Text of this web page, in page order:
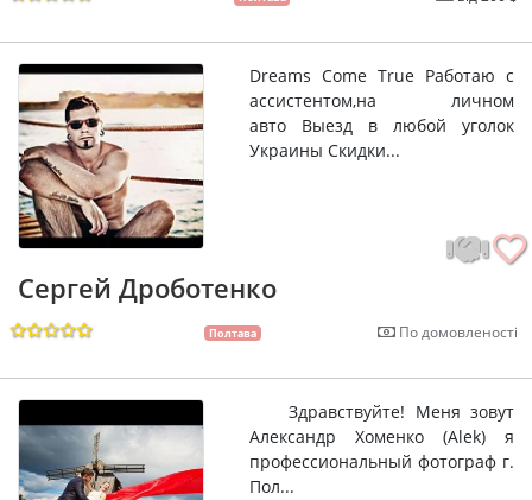
Dreams Come True Работаю с
ассистентом,на личном
авто Выезд в любой уголок
Украины Скидки...
Сергей Дроботенко
Полтава По домовленості
Здравствуйте! Меня зовут
Александр Хоменко (Alek) я
профессиональный фотограф г.
Пол...